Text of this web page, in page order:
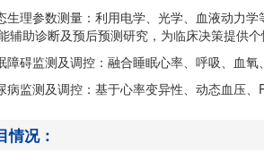
生理参数测量：利用电学、光学、血液动力
辅助诊断及预后预测研究，为临床决策提供个
障碍监测及调控：融合睡眠心率、呼吸、血
病监测及调控：基于心率变异性、动态血压
情况：